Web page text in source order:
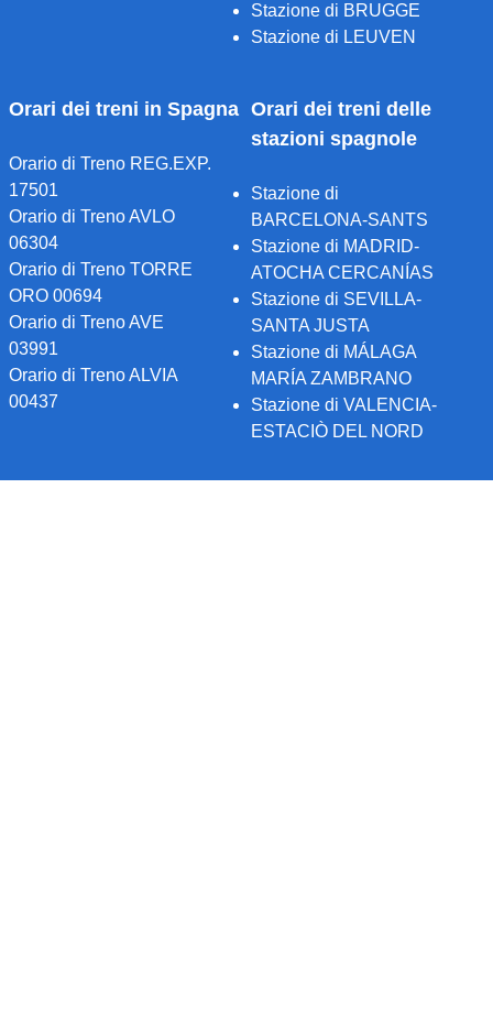
Stazione di BRUGGE
Stazione di LEUVEN
Orari dei treni in Spagna
Orario di Treno REG.EXP.
17501
Orario di Treno AVLO
06304
Orario di Treno TORRE
ORO 00694
Orario di Treno AVE
03991
Orario di Treno ALVIA
00437
Orari dei treni delle
stazioni spagnole
Stazione di
BARCELONA-SANTS
Stazione di MADRID-
ATOCHA CERCANÍAS
Stazione di SEVILLA-
SANTA JUSTA
Stazione di MÁLAGA
MARÍA ZAMBRANO
Stazione di VALENCIA-
ESTACIÒ DEL NORD